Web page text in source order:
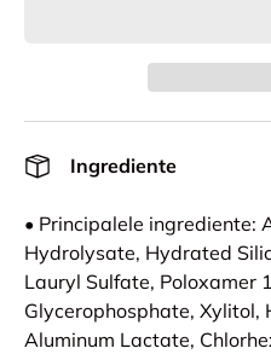
Ingrediente
• Principalele ingrediente:
Hydrolysate, Hydrated
Lauryl Sulfate, Poloxamer
Glycerophosphate, Xylitol,
Aluminum Lactate,